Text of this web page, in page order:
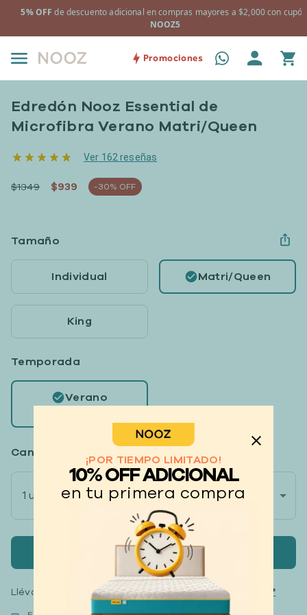
5% OFF de descuento adicional en compras mayores a $2,000 con
NOOZ5
Promociones
Edredón Nooz Essential de
Microfibra Verano Matri/Queen
Ver 162 reseñas
$1349 $939 -30% OFF
Tamaño
Individual Matri/Queen
King
Temporada
Verano
Cantidad
1 unidad -30% $1349
Agregar al carrito
Llévate tus productos hasta 12 meses sin intereses*
¡POR TIEMPO LIMITADO!
10% OFF ADICIONAL
en tu primera compra